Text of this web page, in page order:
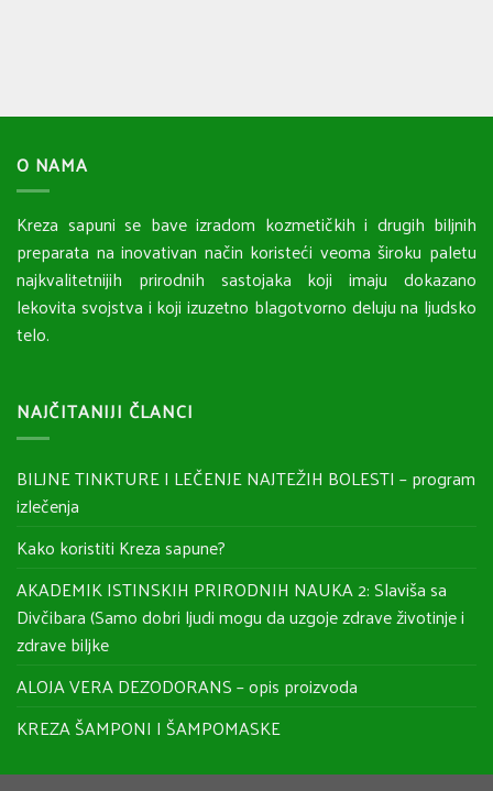
O NAMA
Kreza sapuni se bave izradom kozmetičkih i drugih biljnih
preparata na inovativan način koristeći veoma široku paletu
najkvalitetnijih prirodnih sastojaka koji imaju dokazano
lekovita svojstva i koji izuzetno blagotvorno deluju na ljudsko
telo.
NAJČITANIJI ČLANCI
BILJNE TINKTURE I LEČENJE NAJTEŽIH BOLESTI – program
izlečenja
Kako koristiti Kreza sapune?
AKADEMIK ISTINSKIH PRIRODNIH NAUKA 2: Slaviša sa
Divčibara (Samo dobri ljudi mogu da uzgoje zdrave životinje i
zdrave biljke
ALOJA VERA DEZODORANS – opis proizvoda
KREZA ŠAMPONI I ŠAMPOMASKE